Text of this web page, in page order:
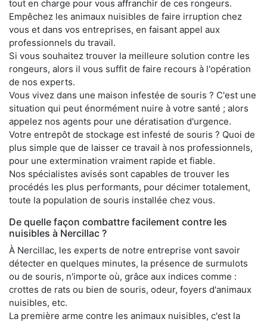
tout en charge pour vous affranchir de ces rongeurs.
Empêchez les animaux nuisibles de faire irruption chez
vous et dans vos entreprises, en faisant appel aux
professionnels du travail.
Si vous souhaitez trouver la meilleure solution contre les
rongeurs, alors il vous suffit de faire recours à l'opération
de nos experts.
Vous vivez dans une maison infestée de souris ? C'est une
situation qui peut énormément nuire à votre santé ; alors
appelez nos agents pour une dératisation d'urgence.
Votre entrepôt de stockage est infesté de souris ? Quoi de
plus simple que de laisser ce travail à nos professionnels,
pour une extermination vraiment rapide et fiable.
Nos spécialistes avisés sont capables de trouver les
procédés les plus performants, pour décimer totalement,
toute la population de souris installée chez vous.
De quelle façon combattre facilement contre les
nuisibles à Nercillac ?
À Nercillac, les experts de notre entreprise vont savoir
détecter en quelques minutes, la présence de surmulots
ou de souris, n'importe où, grâce aux indices comme :
crottes de rats ou bien de souris, odeur, foyers d'animaux
nuisibles, etc.
La première arme contre les animaux nuisibles, c'est la